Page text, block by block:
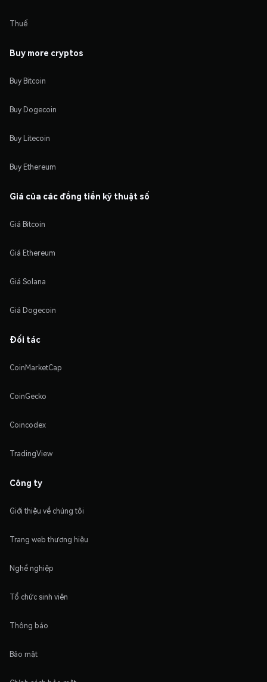
Thuế
Buy more cryptos
Buy Bitcoin
Buy Dogecoin
Buy Litecoin
Buy Ethereum
Giá của các đồng tiền kỹ thuật số
Giá Bitcoin
Giá Ethereum
Giá Solana
Giá Dogecoin
Đối tác
CoinMarketCap
CoinGecko
Coincodex
TradingView
Công ty
Giới thiệu về chúng tôi
Trang web thương hiệu
Nghề nghiệp
Tổ chức sinh viên
Thông báo
Bảo mật